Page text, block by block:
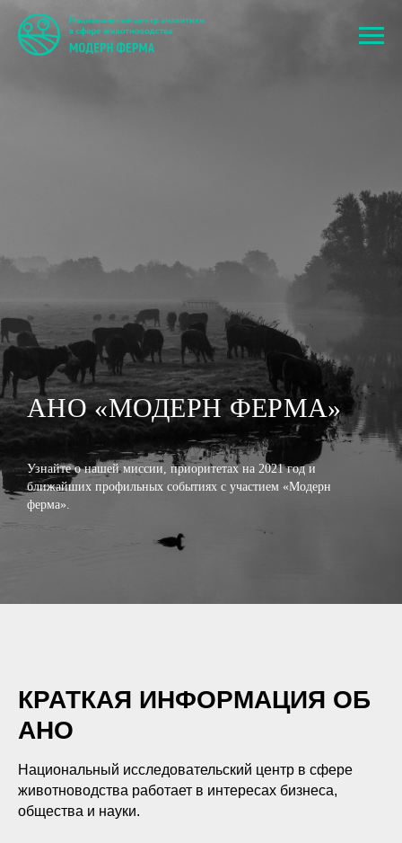
АНО «МОДЕРН ФЕРМА»
Узнайте о нашей миссии, приоритетах на 2021 год и
ближайших профильных событиях с участием «Модерн
ферма».
ФЕРМА»
КРАТКАЯ ИНФОРМАЦИЯ ОБ
АНО
Национальный исследовательский центр в сфере
животноводства работает в интересах бизнеса,
общества и науки.